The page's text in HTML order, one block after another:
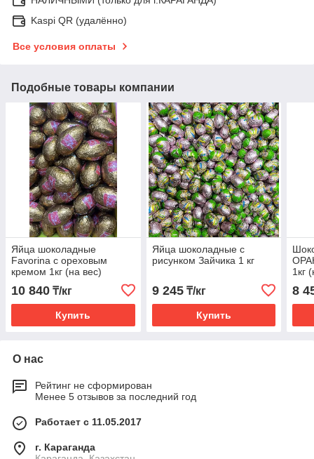
Kaspi QR (удалённо)
Все условия оплаты
Подобные товары компании
Яйца шоколадные
Favorina с ореховым
кремом 1кг (на вес)
10 840 ₸/кг
Купить
Яйца шоколадные с
рисунком Зайчика 1 кг
9 245₸/кг
Купить
1кг
8
О нас
Рейтинг не сформирован
Менее 5 отзывов за последний год
Работает с 11.05.2017
г. Караганда